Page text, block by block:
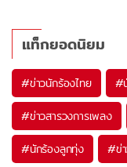
แท็กยอดนิยม
#ข่าวนักร้องไทย #
#ข่าวสารวงการเพลง
#นักร้องลูกทุ่ง #ข่